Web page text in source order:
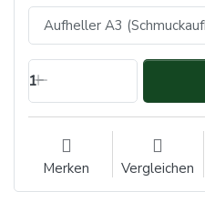
1
Merken Vergleichen